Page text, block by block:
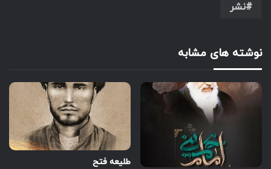
نشر
نوشته های مشابه
طلیعه فتح